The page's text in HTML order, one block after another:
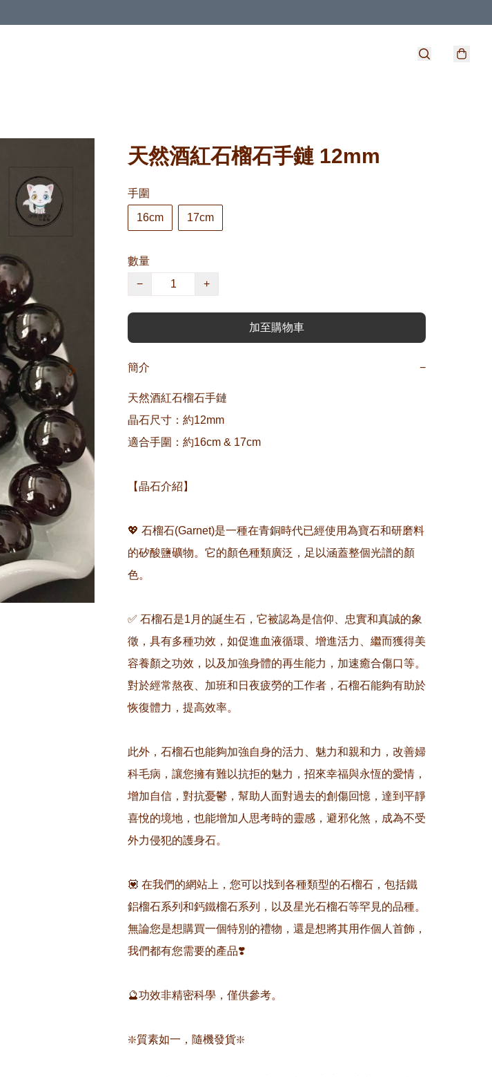
天然酒紅石榴石手鏈 12mm
手圍
16cm 17cm
數量
−
+
加至購物車
簡介 −
天然酒紅石榴石手鏈
晶石尺寸：約12mm
適合手圍：約16cm & 17cm
【晶石介紹】
💖 石榴石(Garnet)是一種在青銅時代已經使用為寶石和研磨料
的矽酸鹽礦物。它的顏色種類廣泛，足以涵蓋整個光譜的顏
色。
✅ 石榴石是1月的誕生石，它被認為是信仰、忠實和真誠的象
徵，具有多種功效，如促進血液循環、增進活力、繼而獲得美
容養顏之功效，以及加強身體的再生能力，加速癒合傷口等。
對於經常熬夜、加班和日夜疲勞的工作者，石榴石能夠有助於
恢復體力，提高效率。
此外，石榴石也能夠加強自身的活力、魅力和親和力，改善婦
科毛病，讓您擁有難以抗拒的魅力，招來幸福與永恆的愛情，
增加自信，對抗憂鬱，幫助人面對過去的創傷回憶，達到平靜
喜悅的境地，也能增加人思考時的靈感，避邪化煞，成為不受
外力侵犯的護身石。
💟 在我們的網站上，您可以找到各種類型的石榴石，包括鐵
鋁榴石系列和鈣鐵榴石系列，以及星光石榴石等罕見的品種。
無論您是想購買一個特別的禮物，還是想將其用作個人首飾，
我們都有您需要的產品❣️
🔮功效非精密科學，僅供參考。
❇️質素如一，隨機發貨❇️